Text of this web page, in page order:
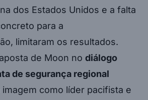
dos Estados Unidos e a falta
para a
limitaram os resultados.
de Moon no diálogo
de segurança regional
como líder pacifista e